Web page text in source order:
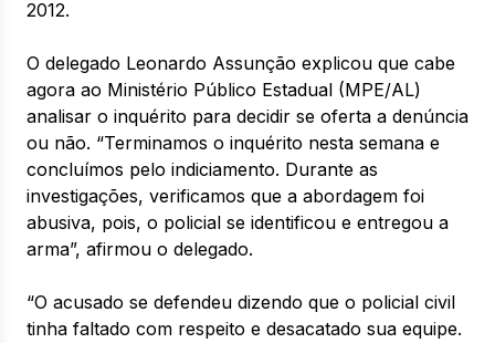
2012.
O delegado Leonardo Assunção explicou que cabe
agora ao Ministério Público Estadual (MPE/AL)
analisar o inquérito para decidir se oferta a denúncia
ou não. “Terminamos o inquérito nesta semana e
concluímos pelo indiciamento. Durante as
investigações, verificamos que a abordagem foi
abusiva, pois, o policial se identificou e entregou a
arma”, afirmou o delegado.
“O acusado se defendeu dizendo que o policial civil
tinha faltado com respeito e desacatado sua equipe.